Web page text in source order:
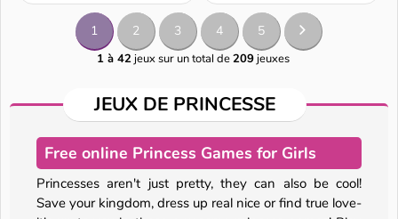
1 2 3 4 5
1 à 42jeux sur un total de209jeuxes
JEUX DE PRINCESSE
Free online Princess Games for Girls
Princesses aren't just pretty, they can also be cool!
Save your kingdom, dress up real nice or find true love-